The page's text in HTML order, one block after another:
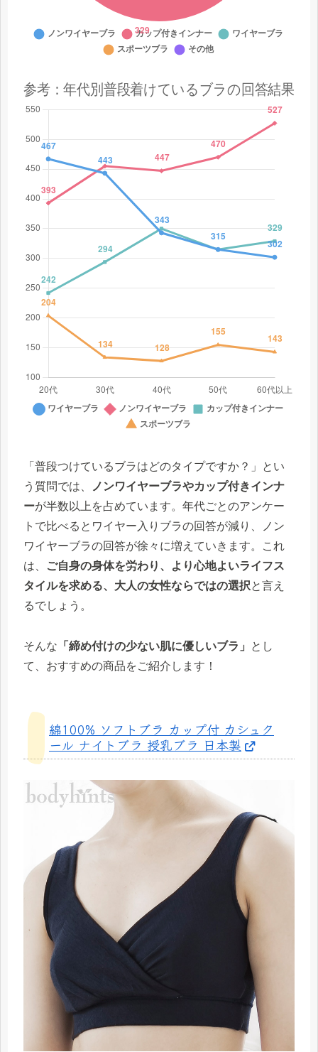
「普段つけているブラはどのタイプですか？」とい
う質問では、
ノンワイヤーブラやカップ付きインナ
ーが半数以上を占めています。年代ごとのアンケー
トで比べるとワイヤー入りブラの回答が減り、ノン
ワイヤーブラの回答が徐々に増えていきます。これ
は、
ご自身の身体を労わり、より心地よいライフス
タイルを求める、大人の女性ならではの選択と言え
るでしょう。
そんな 「締め付けの少ない肌に優しいブラ」
とし
て、おすすめの商品をご紹介します！
綿100% ソフトブラ カップ付 カシュク
ール ナイトブラ 授乳ブラ 日本製